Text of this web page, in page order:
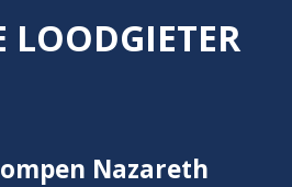
LOODGIETER
Nazareth